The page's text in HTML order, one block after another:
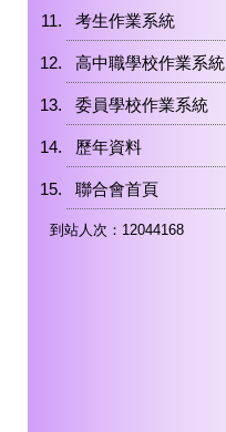
考生作業系統
高中職學校作業系統
委員學校作業系統
歷年資料
聯合會首頁
到站人次：12044168